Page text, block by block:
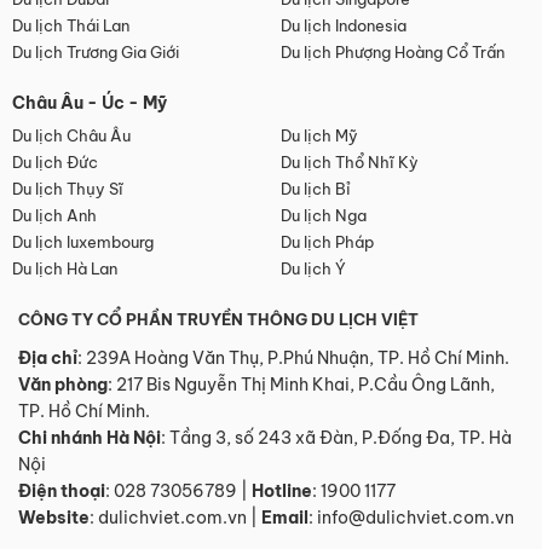
Du lịch Thái Lan
Du lịch Indonesia
Du lịch Trương Gia Giới
Du lịch Phượng Hoàng Cổ Trấn
Châu Âu - Úc - Mỹ
Du lịch Châu Âu
Du lịch Mỹ
Du lịch Đức
Du lịch Thổ Nhĩ Kỳ
Du lịch Thụy Sĩ
Du lịch Bỉ
Du lịch Anh
Du lịch Nga
Du lịch luxembourg
Du lịch Pháp
Du lịch Hà Lan
Du lịch Ý
CÔNG TY CỔ PHẦN TRUYỀN THÔNG DU LỊCH VIỆT
Địa chỉ: 239A Hoàng Văn Thụ, P.Phú Nhuận, TP. Hồ Chí Minh.
Văn phòng: 217 Bis Nguyễn Thị Minh Khai, P.Cầu Ông Lãnh,
TP. Hồ Chí Minh.
Chi nhánh Hà Nội: Tầng 3, số 243 xã Đàn, P.Đống Đa, TP. Hà
Nội
Điện thoại: 028 73056789 Hotline: 1900 1177
Website: dulichviet.com.vn Email: info@dulichviet.com.vn